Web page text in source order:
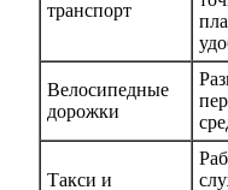
транспорт
Велосипедные
дорожки
Такси и